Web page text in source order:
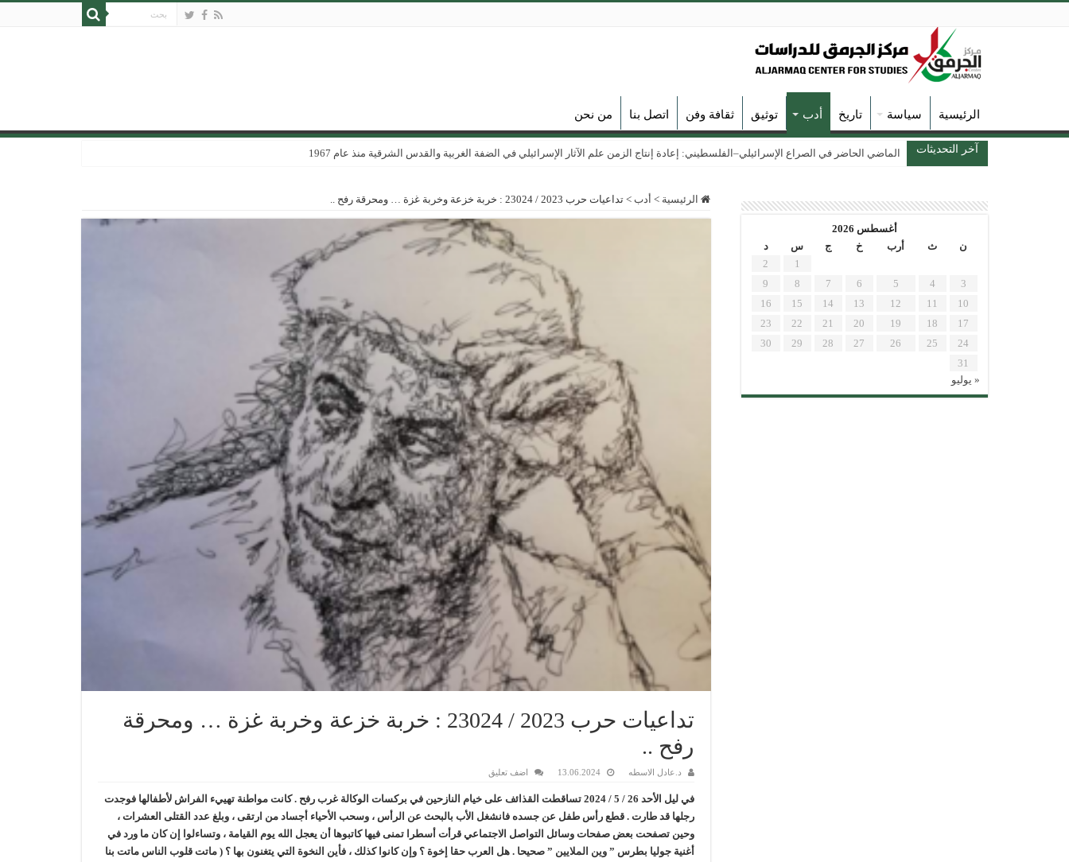
الرئيسية سياسة تاريخ أدب توثيق ثقافة وفن اتصل بنا من نحن
آخر التحديثات الماضي الحاضر في الصراع الإسرائيلي–الفلسطيني: إعادة إنتاج الزمن علم الآثار الإسرائيلي في الضفة الغربية والقدس الشرقية منذ عام 1967
الرئيسية > أدب > تداعيات حرب 2023 / 23024 : خربة خزعة وخربة غزة … ومحرقة رفح ..
تداعيات حرب 2023 / 23024 : خربة خزعة وخربة غزة … ومحرقة
رفح ..
د.عادل الاسطه 13.06.2024 اضف تعليق
في ليل الأحد 26 / 5 / 2024 تساقطت القذائف على خيام النازحين في بركسات الوكالة غرب رفح . كانت مواطنة تهييء الفراش لأطفالها فوجدت
رجلها قد طارت . قطع رأس طفل عن جسده فانشغل الأب بالبحث عن الرأس ، وسحب الأحياء أجساد من ارتقى ، وبلغ عدد القتلى العشرات ،
وحين تصفحت بعض صفحات وسائل التواصل الاجتماعي قرأت أسطرا تمنى فيها كاتبوها أن يعجل الله يوم القيامة ، وتساءلوا إن كان ما ورد في
أغنية جوليا بطرس ” وين الملايين ” صحيحا . هل العرب حقا إخوة ؟ وإن كانوا كذلك ، فأين النخوة التي يتغنون بها ؟ ( ماتت قلوب الناس ماتت بنا
أغسطس 2026
ن
ث أرب خ ج س
د
1
2
3
4
5
6
7
8
9
10
11
12
13
14
15
16
17
18
19
20
21
22
23
24
25
26
27
28
29
30
31
« يوليو